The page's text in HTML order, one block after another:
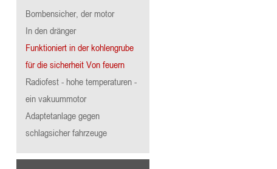
Bombensicher, der motor
In den dränger
Funktioniert in der kohlengrube
für die sicherheit Von feuern
Radiofest - hohe temperaturen -
ein vakuummotor
Adaptetanlage gegen
schlagsicher fahrzeuge